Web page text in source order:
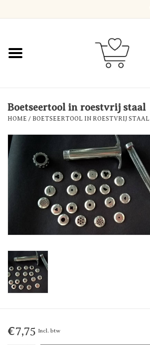
Home
Decoratie
Over Axelle & Din Hobby
Corner
Boetseertool in roestvrij staal
HOME / BOETSEERTOOL IN ROESTVRIJ STAAL
€7,75 Incl. btw